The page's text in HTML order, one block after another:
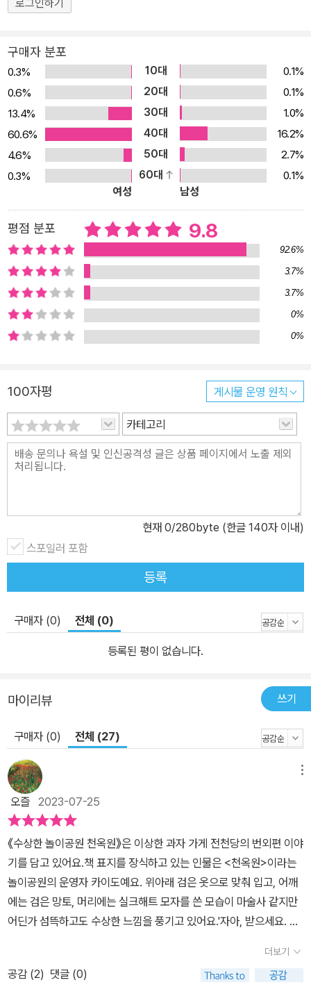
자들에게 큰 사랑과 관심을 받고 있다. 오리지널 외에 2022년에는
였고, 2023년에는 번외편까지 출간하였다. 시리즈 권수가 길어지다
보면 세계관이 흐트러지거나 지루해지기도 한다. 하지만 <이상한 과
자 가게 전천당> 시리즈는 중간중간에 외전이나 번외편을 만들어 독
자들에게 세계관을 더욱 풍부하게 확장시키며 팬심을 올리는 역할을
톡톡히 한다.
로그인하기
구매자 분포
0.3% 10대
0.1%
0.6%
20대
0.1%
13.4%
30대
1.0%
60.6%
40대
16.2%
4.6%
50대
2.7%
0.3%
60대
0.1%
여성
남성
평점 분포 9.8
92.6%
3.7%
3.7%
0%
0%
100자평 게시물 운영 원칙
카테고리
현재 0/280byte (한글 140자 이내)
스포일러 포함
등록
구매자 (0) 전체 (0)
등록된 평이 없습니다.
마이리뷰 쓰기
구매자 (0) 전체 (27)
오즐 2023-07-25
《수상한 놀이공원 천옥원》은 이상한 과자 가게 전천당의 번외편 이야
기를 담고 있어요.책 표지를 장식하고 있는 인물은 <천옥원>이라는
놀이공원의 운영자 카이도예요. 위아래 검은 옷으로 맞춰 입고, 어깨
에는 검은 망토, 머리에는 실크해트 모자를 쓴 모습이 마술사 같지만
어딘가 섬뜩하고도 수상한 느낌을 풍기고 있어요.'자아, 받으세요. <
나 기념품 가운데 한 가지를 고를 수 있습죠. 딱 하나라니, 쩨쩨하다고
요? 아니, 아닙죠. 하나라도 충분히 만족하실 겁니다. 제가 보장해 드
더보기
공감 (2) 댓글 (0)